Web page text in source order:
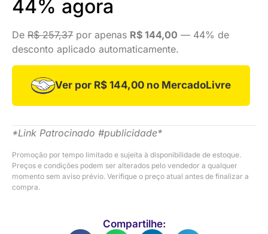
44% agora
De R$ 257,37 por apenas R$ 144,00 — 44% de
desconto aplicado automaticamente.
Ver por R$ 144,00 no MercadoLivre
*Link Patrocinado #publicidade*
Promoção por tempo limitado e sujeita à disponibilidade de estoque.
Preços e condições podem ser alterados pelo vendedor a qualquer
momento sem aviso prévio. Verifique o preço atual antes de finalizar a
compra.
Compartilhe: